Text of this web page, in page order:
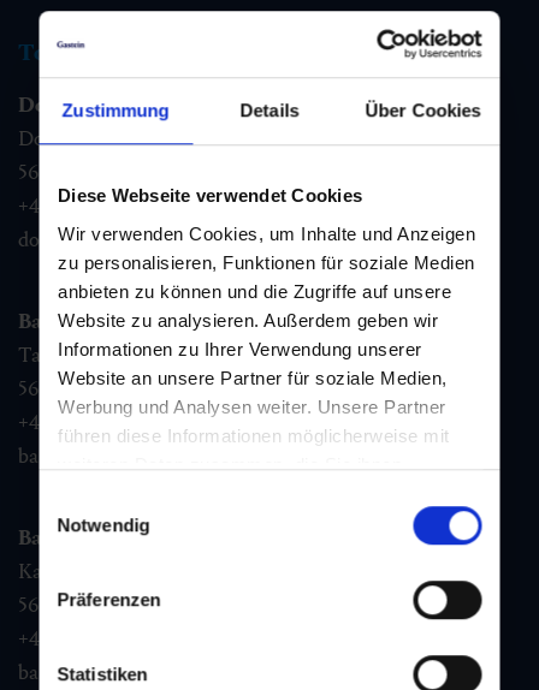
Zustimmung Details Über Cookies
Diese Webseite verwendet Cookies
Wir verwenden Cookies, um Inhalte und Anzeigen
zu personalisieren, Funktionen für soziale Medien
anbieten zu können und die Zugriffe auf unsere
Website zu analysieren. Außerdem geben wir
Informationen zu Ihrer Verwendung unserer
Website an unsere Partner für soziale Medien,
Werbung und Analysen weiter. Unsere Partner
führen diese Informationen möglicherweise mit
weiteren Daten zusammen, die Sie ihnen
Nutzung der Dienste gesammelt haben.
Notwendig
Präferenzen
Statistiken
Tourist information
Dorfgastein
Dorfstraße 1,
5632
+43 6432 3393 460
dorfgastein@gastein.com
Bad Hofgastein
Tauernplatz 1,
5630 Bad Hofgastein
+43 6432 3393 260
badhofgastein@gastein.com
Bad Gastein
Kaiser Franz Josefstr. 27,
5640 Bad Gastein
+43 6432 3393 560
badgastein@gastein.com